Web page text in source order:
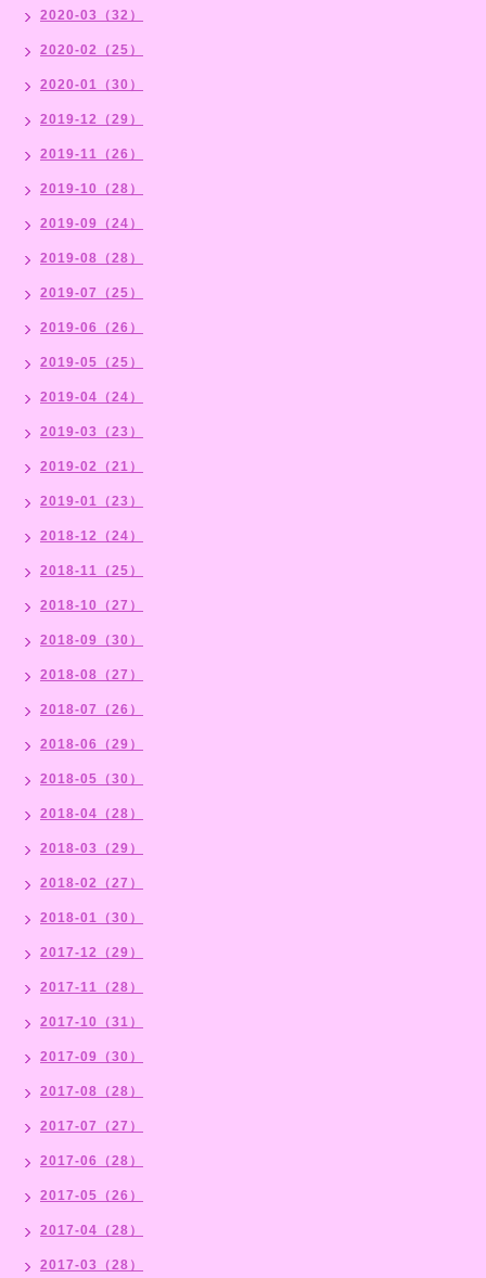
2020-03（32）
2020-02（25）
2020-01（30）
2019-12（29）
2019-11（26）
2019-10（28）
2019-09（24）
2019-08（28）
2019-07（25）
2019-06（26）
2019-05（25）
2019-04（24）
2019-03（23）
2019-02（21）
2019-01（23）
2018-12（24）
2018-11（25）
2018-10（27）
2018-09（30）
2018-08（27）
2018-07（26）
2018-06（29）
2018-05（30）
2018-04（28）
2018-03（29）
2018-02（27）
2018-01（30）
2017-12（29）
2017-11（28）
2017-10（31）
2017-09（30）
2017-08（28）
2017-07（27）
2017-06（28）
2017-05（26）
2017-04（28）
2017-03（28）